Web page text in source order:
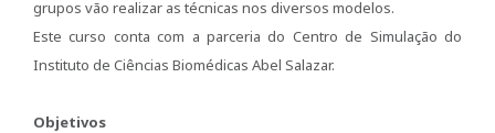
grupos vão realizar as técnicas nos diversos modelos.
Este curso conta com a parceria do Centro de Simulação do
Instituto de Ciências Biomédicas Abel Salazar.
Objetivos